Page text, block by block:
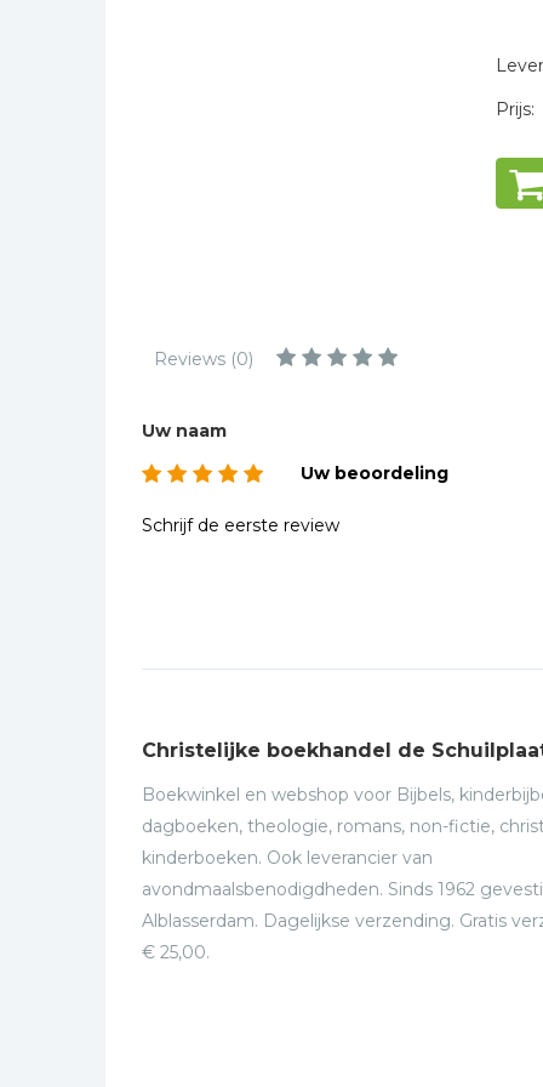
Taalstudie
Prijs:
Reviews (0)
Uw naam
Uw beoordeling
Schrijf de eerste review
Christelijke boekhandel de
Boekwinkel en webshop voor Bijbels,
dagboeken, theologie, romans, non-fictie,
kinderboeken. Ook leverancier van
avondmaalsbenodigdheden. Sinds 1962
Alblasserdam. Dagelijkse verzending. Gratis
€ 25,00.